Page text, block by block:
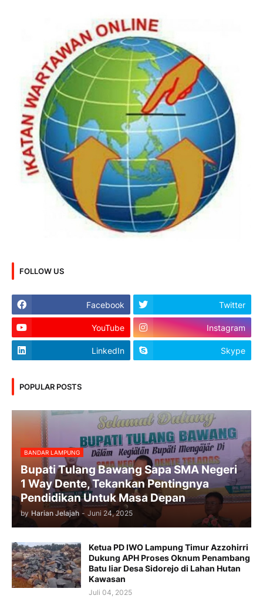
FOLLOW US
Facebook Twitter
YouTube Instagram
LinkedIn Skype
POPULAR POSTS
BANDAR LAMPUNG
Bupati Tulang Bawang Sapa SMA Negeri
1 Way Dente, Tekankan Pentingnya
Pendidikan Untuk Masa Depan
by Harian Jelajah - Juni 24, 2025
Ketua PD IWO Lampung Timur Azzohirri
Dukung APH Proses Oknum Penambang
Batu liar Desa Sidorejo di Lahan Hutan
Kawasan
Juli 04, 2025